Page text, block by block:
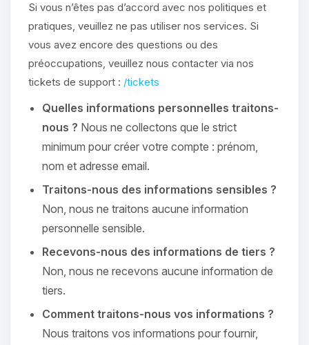
Si vous n’êtes pas d’accord avec nos politiques et
pratiques, veuillez ne pas utiliser nos services. Si
vous avez encore des questions ou des
préoccupations, veuillez nous contacter via nos
tickets de support : /tickets
Quelles informations personnelles traitons-
nous ? Nous ne collectons que le strict
minimum pour créer votre compte : prénom,
nom et adresse email.
Traitons-nous des informations sensibles ?
Non, nous ne traitons aucune information
personnelle sensible.
Recevons-nous des informations de tiers ?
Non, nous ne recevons aucune information de
tiers.
Comment traitons-nous vos informations ?
Nous traitons vos informations pour fournir,